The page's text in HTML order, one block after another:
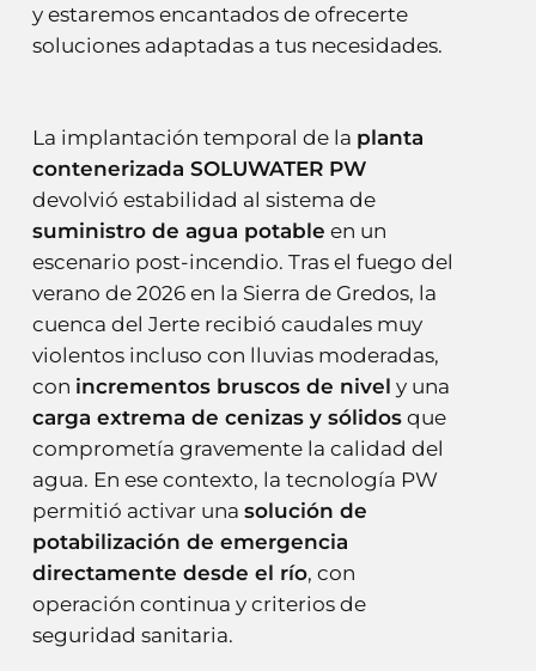
y estaremos encantados de ofrecerte
soluciones adaptadas a tus necesidades.
La implantación temporal de la planta
contenerizada SOLUWATER PW
devolvió estabilidad al sistema de
suministro de agua potable en un
escenario post-incendio. Tras el fuego del
verano de 2026 en la Sierra de Gredos, la
cuenca del Jerte recibió caudales muy
violentos incluso con lluvias moderadas,
con incrementos bruscos de nivel y una
carga extrema de cenizas y sólidosque
comprometía gravemente la calidad del
agua. En ese contexto, la tecnología PW
permitió activar una solución de
potabilización de emergencia
directamente desde el río, con
operación continua y criterios de
seguridad sanitaria.